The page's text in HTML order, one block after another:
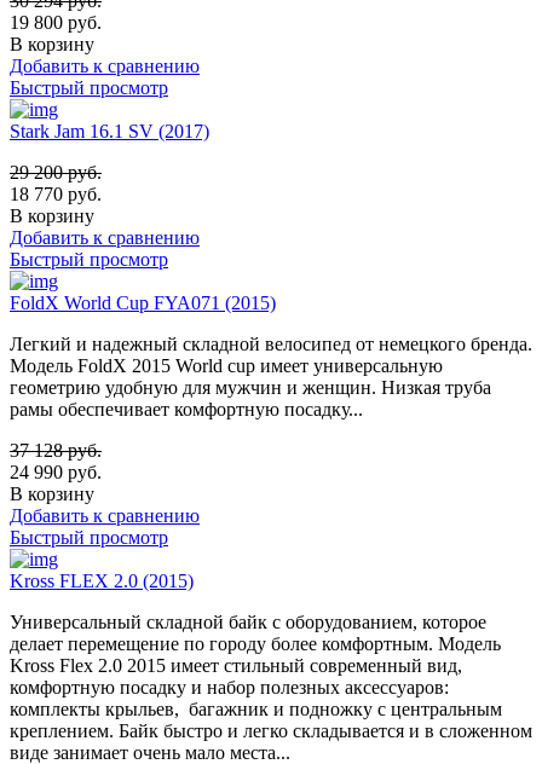
19 800 руб.
В корзину
Добавить к сравнению
Быстрый просмотр
Stark Jam 16.1 SV (2017)
29 200руб.
18 770 руб.
В корзину
Добавить к сравнению
Быстрый просмотр
FoldX World Cup FYA071 (2015)
Легкий и надежный складной велосипед от немецкого бренда.
Модель FoldX 2015 World cup имеет универсальную
геометрию удобную для мужчин и женщин. Низкая труба
рамы обеспечивает комфортную посадку...
37 128руб.
24 990 руб.
В корзину
Добавить к сравнению
Быстрый просмотр
Kross FLEX 2.0 (2015)
Универсальный складной байк с оборудованием, которое
делает перемещение по городу более комфортным. Модель
Kross Flex 2.0 2015 имеет стильный современный вид,
комфортную посадку и набор полезных аксессуаров:
комплекты крыльев, багажник и подножку с центральным
креплением. Байк быстро и легко складывается и в сложенном
виде занимает очень мало места...